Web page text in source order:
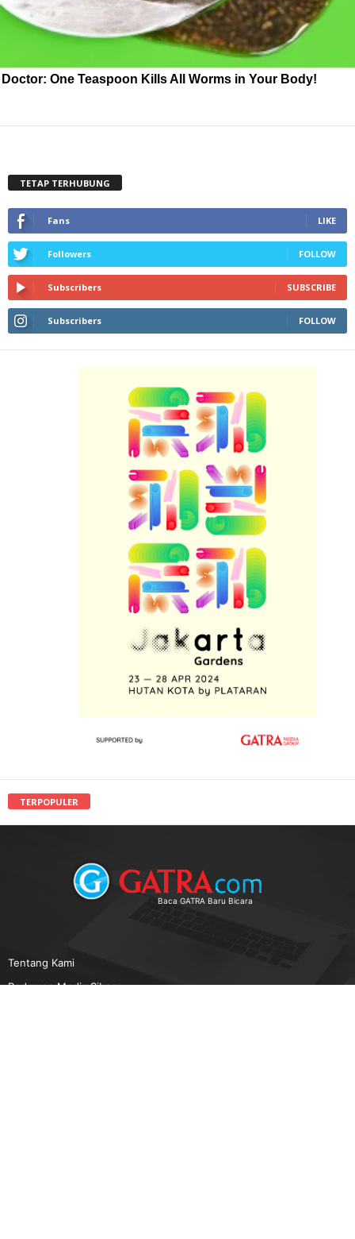
Doctor: One Teaspoon Kills All Worms in Your Body!
TETAP TERHUBUNG
Fans LIKE
Followers FOLLOW
Subscribers SUBSCRIBE
Subscribers FOLLOW
TERPOPULER
Baca GATRA Baru Bicara
Tentang Kami
Pedoman Media Siber